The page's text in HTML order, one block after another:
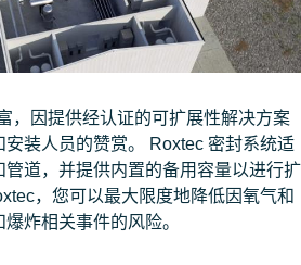
，因提供经认证的可扩展性解决方案
装人员的赞赏。 Roxtec 密封系统适
道，并提供内置的备用容量以进行扩
，您可以最大限度地降低因氧气和
炸相关事件的风险。